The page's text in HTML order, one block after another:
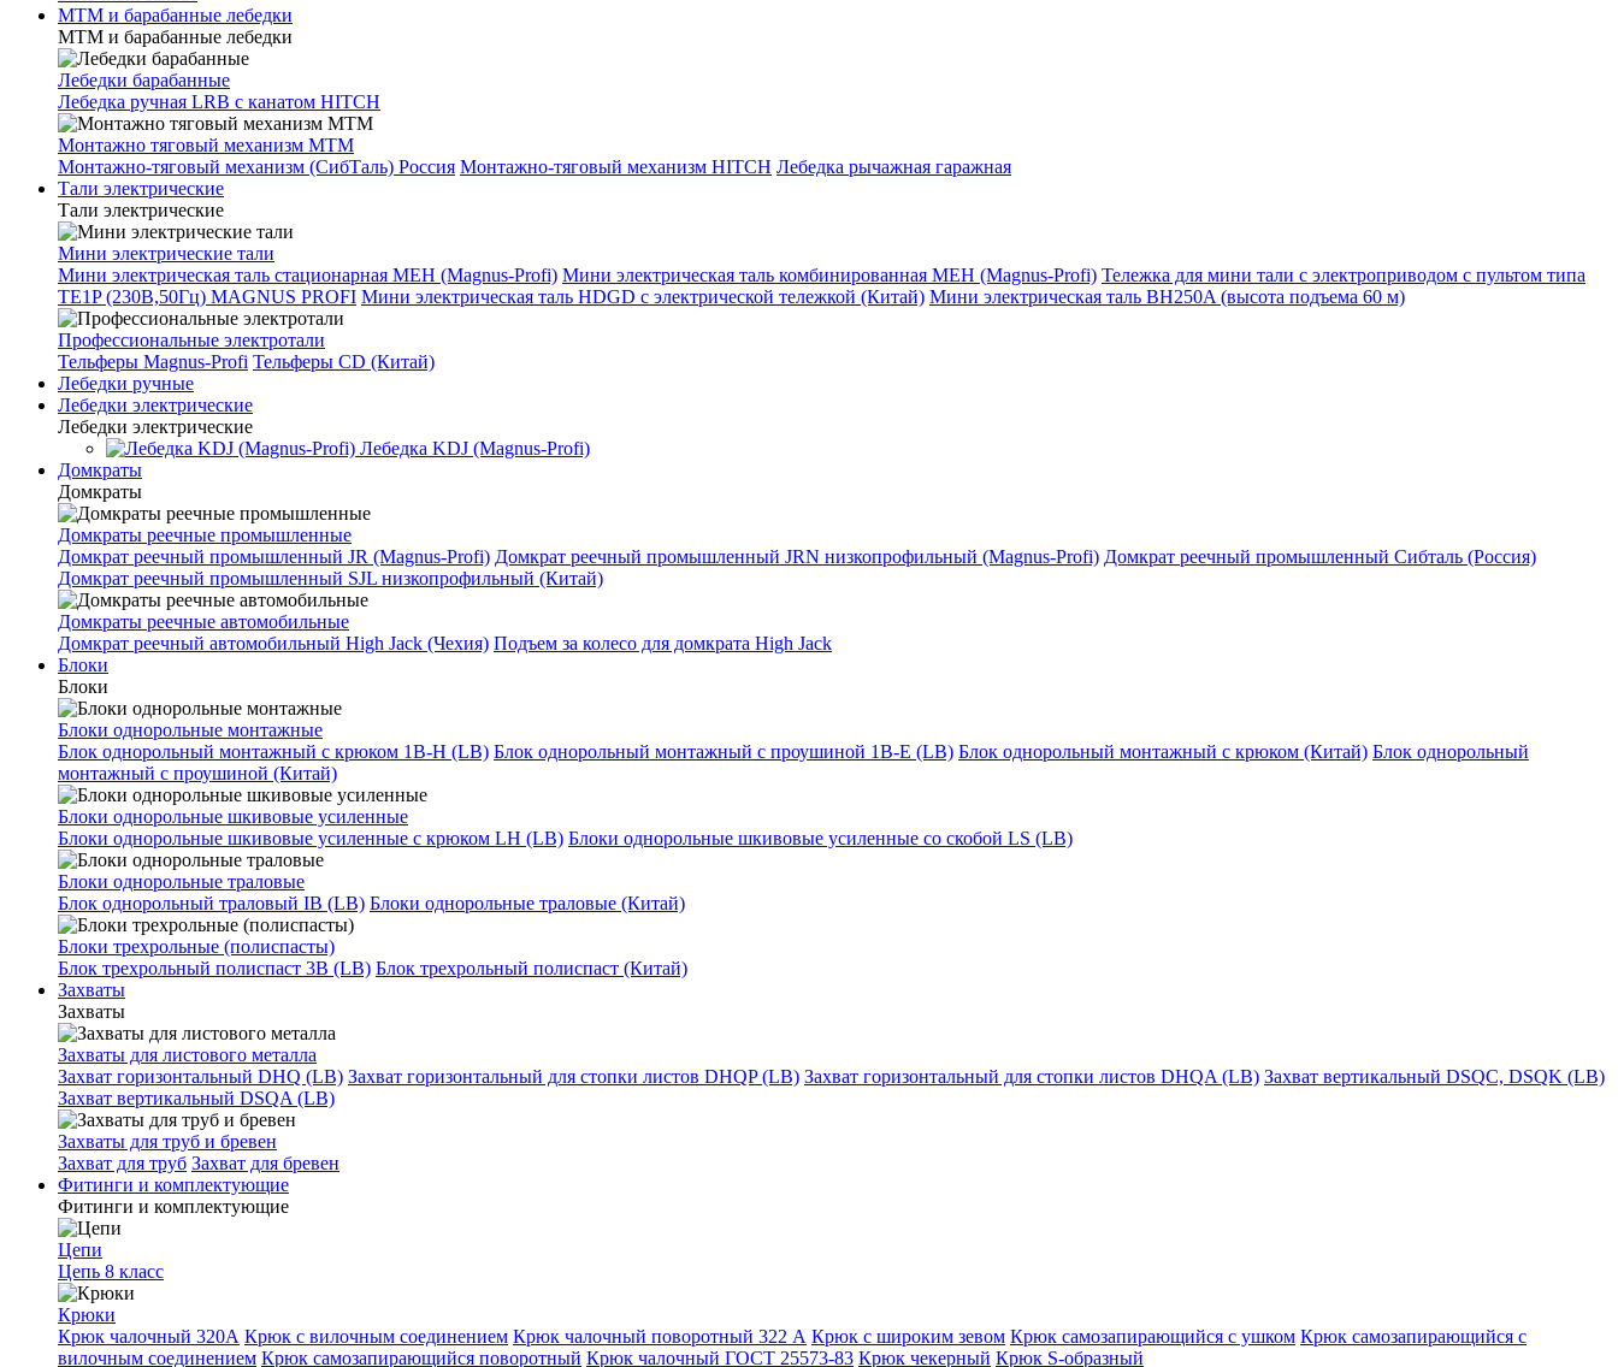
МТМ и барабанные лебедки
МТМ и барабанные лебедки
Лебедки барабанные
Лебедка ручная LRB с канатом HITCH
Монтажно тяговый механизм МТМ
Монтажно-тяговый механизм (СибТаль) Россия Монтажно-тяговый механизм HITCH Лебедка рычажная гаражная
Тали электрические
Тали электрические
Мини электрические тали
Мини электрическая таль стационарная МЕН (Magnus-Profi) Мини электрическая таль комбинированная МЕН (Magnus-Profi) Тележка для мини тали с электроприводом с пультом типа
TE1P (230В,50Гц) MAGNUS PROFI Мини электрическая таль HDGD с электрической тележкой (Китай) Мини электрическая таль BH250A (высота подъема 60 м)
Профессиональные электротали
Тельферы Magnus-Profi Тельферы CD (Китай)
Лебедки ручные
Лебедки электрические
Лебедки электрические
Лебедка KDJ (Magnus-Profi)
Домкраты
Домкраты
Домкраты реечные промышленные
Домкрат реечный промышленный JR (Magnus-Profi) Домкрат реечный промышленный JRN низкопрофильный (Magnus-Profi) Домкрат реечный промышленный Сибталь (Россия)
Домкрат реечный промышленный SJL низкопрофильный (Китай)
Домкраты реечные автомобильные
Домкрат реечный автомобильный High Jack (Чехия) Подъем за колесо для домкрата High Jack
Блоки
Блоки
Блоки однорольные монтажные
Блок однорольный монтажный с крюком 1B-H (LB) Блок однорольный монтажный с проушиной 1B-E (LB) Блок однорольный монтажный с крюком (Китай) Блок однорольный
монтажный с проушиной (Китай)
Блоки однорольные шкивовые усиленные
Блоки однорольные шкивовые усиленные с крюком LH (LB) Блоки однорольные шкивовые усиленные со скобой LS (LB)
Блоки однорольные траловые
Блок однорольный траловый IB (LB) Блоки однорольные траловые (Китай)
Блоки трехрольные (полиспасты)
Блок трехрольный полиспаст 3B (LB) Блок трехрольный полиспаст (Китай)
Захваты
Захваты
Захваты для листового металла
Захват горизонтальный DHQ (LB) Захват горизонтальный для стопки листов DHQP (LB) Захват горизонтальный для стопки листов DHQA (LB) Захват вертикальный DSQC, DSQK (LB)
Захват вертикальный DSQA (LB)
Захваты для труб и бревен
Захват для труб Захват для бревен
Фитинги и комплектующие
Фитинги и комплектующие
Цепи
Цепь 8 класс
Крюки
Крюк чалочный 320А Крюк с вилочным соединением Крюк чалочный поворотный 322 А Крюк с широким зевом Крюк самозапирающийся с ушком Крюк самозапирающийся с
вилочным соединением Крюк самозапирающийся поворотный Крюк чалочный ГОСТ 25573-83 Крюк чекерный Крюк S-образный